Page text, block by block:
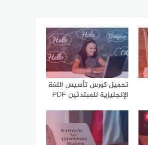
تحميل كورس تأسيس اللغة
الإنجليزية للمبتدئين PDF